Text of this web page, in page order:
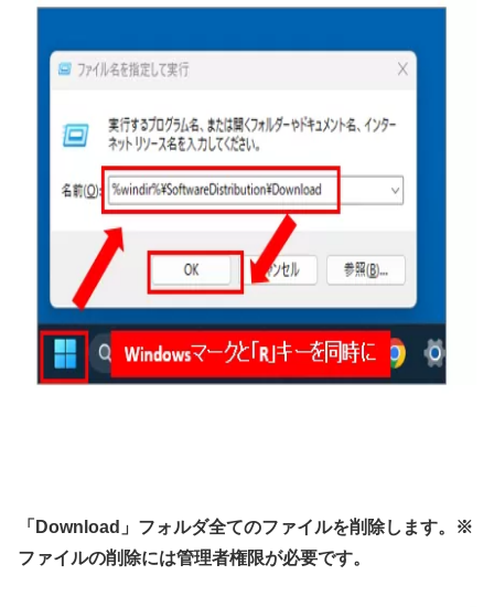
「Download」フォルダ全てのファイルを削除します。※
ファイルの削除には管理者権限が必要です。